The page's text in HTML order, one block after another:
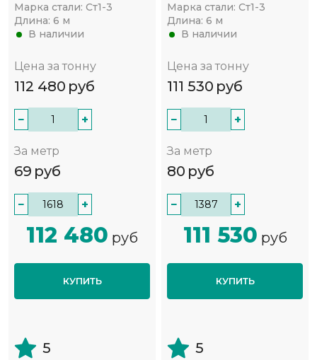
Марка стали: Ст1-3
Длина: 6 м
В наличии
Цена за тонну
112 480 руб
− +
За метр
69 руб
− +
112 480 руб
КУПИТЬ
5
Марка стали: Ст1-3
Длина: 6 м
В наличии
Цена за тонну
111 530 руб
− +
За метр
80 руб
− +
111 530 руб
КУПИТЬ
5